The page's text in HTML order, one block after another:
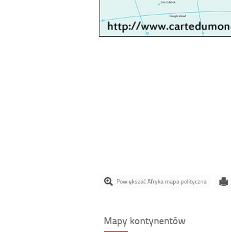
Powiększać Afryka mapa polityczna
Mapy kontynentów